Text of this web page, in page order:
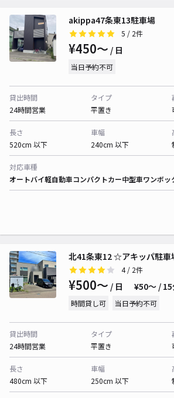
akippa47条東13駐車場
5 / 2件
¥450〜 / 日
当日予約不可
貸出時間
24時間営業
タイプ
平置き
長さ
520cm 以下
車幅
240cm 以下
対応車種
オートバイ軽自動車コンパクトカー中型車ワンボッ
北41条東12 ☆アキッパ駐車
4/ 2件
¥500〜 / 日 ¥50〜 /
時間貸し可 当日予約不可
貸出時間
24時間営業
タイプ
平置き
長さ
480cm 以下
車幅
250cm 以下